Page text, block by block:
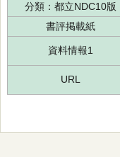
分類：都立NDC10版
書評掲載紙
資料情報1
URL